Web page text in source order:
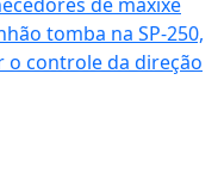
tomba na SP-250,
o controle da direção